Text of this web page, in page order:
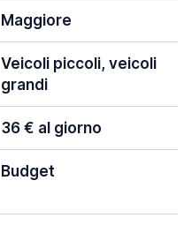
Maggiore
Veicoli piccoli, veicoli
grandi
36 € al giorno
Budget